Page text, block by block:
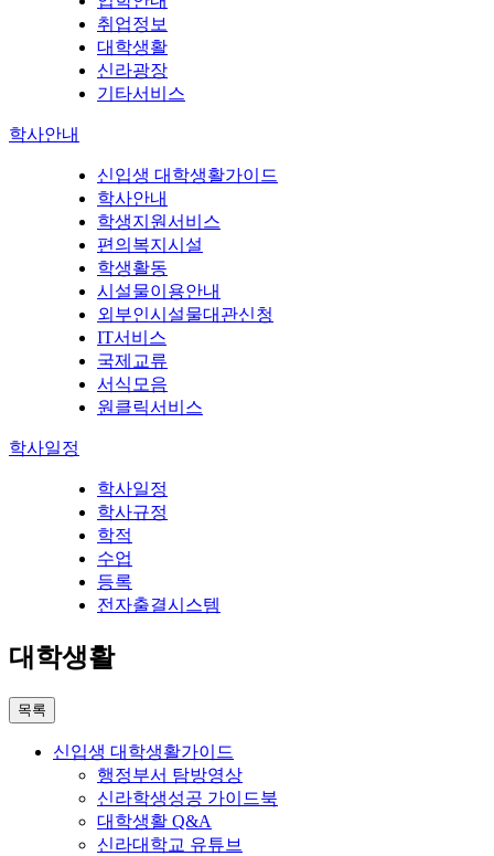
취업정보
대학생활
신라광장
기타서비스
학사안내
신입생 대학생활가이드
학사안내
학생지원서비스
편의복지시설
학생활동
시설물이용안내
외부인시설물대관신청
IT서비스
국제교류
서식모음
원클릭서비스
학사일정
학사일정
학사규정
학적
수업
등록
전자출결시스템
대학생활
목록
신입생 대학생활가이드
행정부서 탐방영상
신라학생성공 가이드북
대학생활 Q&A
신라대학교 유튜브